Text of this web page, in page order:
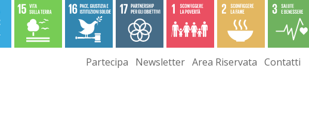
Partecipa Newsletter Area Riservata Contatti